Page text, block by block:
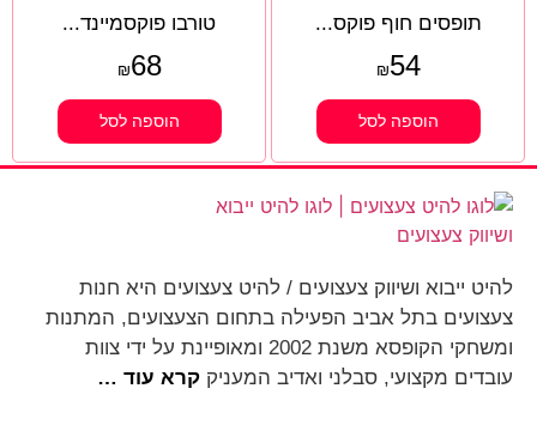
תופסים חוף פוקס...
₪54
הוספה לסל
טורבו פוקסמיינד...
₪68
הוספה לסל
להיט ייבוא ושיווק צעצועים / להיט צעצועים היא חנות
צעצועים בתל אביב הפעילה בתחום הצעצועים, המתנות
ומשחקי הקופסא משנת 2002 ומאופיינת על ידי צוות
עובדים מקצועי, סבלני ואדיב המעניק קרא עוד …